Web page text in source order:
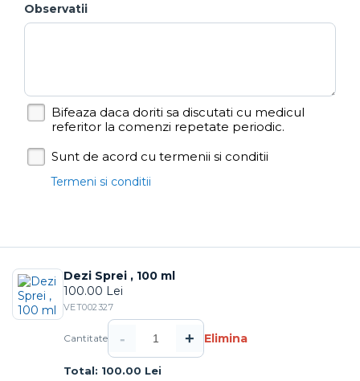
Observatii
Bifeaza daca doriti sa discutati cu medicul
referitor la comenzi repetate periodic.
Sunt de acord cu termenii si conditii
Termeni si conditii
Dezi Sprei , 100 ml
100.00 Lei
VET002327
Cantitate - + Elimina
Total: 100.00 Lei